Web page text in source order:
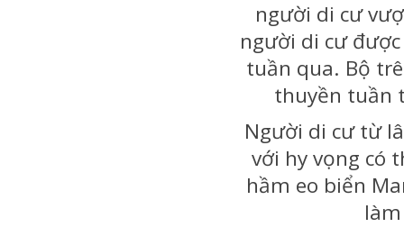
người di cư
người di cư
tuần qua. Bộ
thuyền tuần
Người di cư từ
với hy vọng có
hầm eo biển